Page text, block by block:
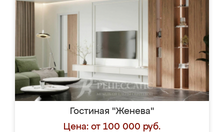
Гостиная "Женева"
Цена: от 100 000 руб.